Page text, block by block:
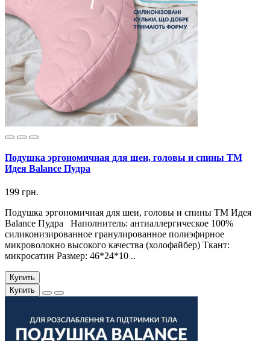
Подушка эргономичная для шеи, головы и спины ТМ
Идея Balance Пудра
199 грн.
Подушка эргономичная для шеи, головы и спины ТМ Идея
Balance Пудра Наполнитель: антиаллергическое 100%
силиконизированное гранулированное полиэфирное
микроволокно высокого качества (холофайбер) Ткант:
микросатин Размер: 46*24*10 ..
Купить
Купить